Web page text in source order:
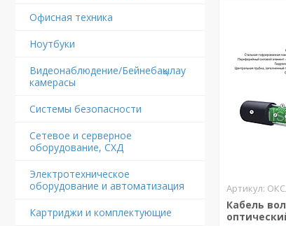
Офисная техника
Ноутбуки
Видеонаблюдение/Бейнебақылау
камерасы
Системы безопасности
Сетевое и серверное
оборудование, СХД
Электротехническое
оборудование и автоматизация
Картриджи и комплектующие
Кабель